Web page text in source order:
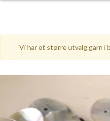
Vi har et større utvalg garn i